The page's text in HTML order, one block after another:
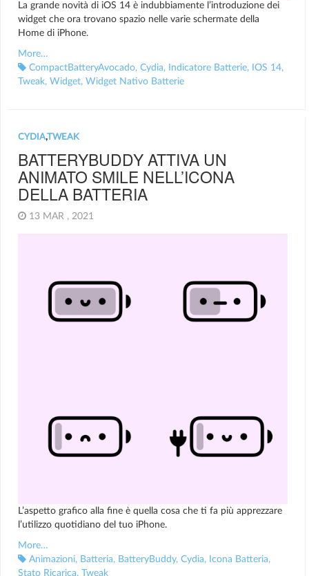
La grande novità di iOS 14 è indubbiamente l’introduzione dei
widget che ora trovano spazio nelle varie schermate della
Home di iPhone.
More…
CompactBatteryAvocado, Cydia, Indicatore Batterie, IOS 14,
Tweak, Widget, Widget Nativo Batterie
CYDIA,TWEAK
BATTERYBUDDY ATTIVA UN
ANIMATO SMILE NELL’ICONA
DELLA BATTERIA
13 MAR , 2021
L’aspetto grafico alla fine è quella cosa che ti fa più apprezzare
l’utilizzo quotidiano del tuo iPhone.
More…
Animazioni, Batteria, BatteryBuddy, Cydia, Icona Batteria,
Stato Ricarica, Tweak